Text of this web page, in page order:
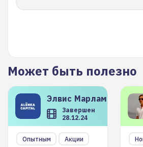
Может быть полезно
Элвис Марламов
Завершен
28.12.24
Опытным
Акции